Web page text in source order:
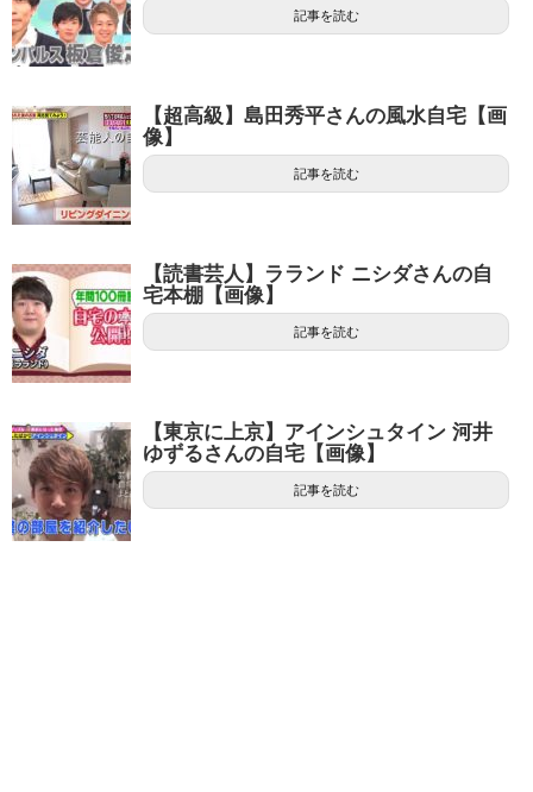
記事を読む
【超高級】島田秀平さんの風水自宅【画
像】
記事を読む
【読書芸人】ラランド ニシダさんの自
宅本棚【画像】
記事を読む
【東京に上京】アインシュタイン 河井
ゆずるさんの自宅【画像】
記事を読む